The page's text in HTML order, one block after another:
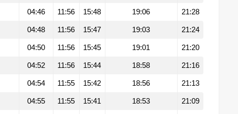
04:46 11:56 15:48 19:06 21:28
04:48 11:56 15:47 19:03 21:24
04:50 11:56 15:45 19:01 21:20
04:52 11:56 15:44 18:58 21:16
04:54 11:55 15:42 18:56 21:13
04:55 11:55 15:41 18:53 21:09